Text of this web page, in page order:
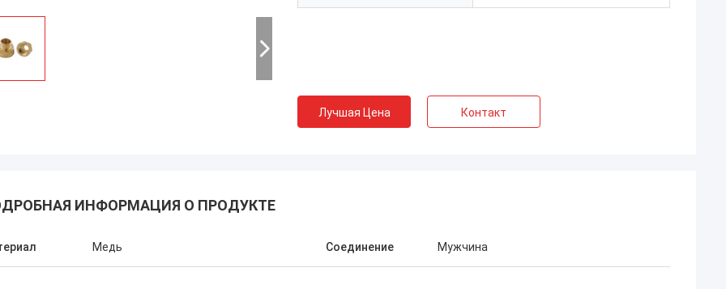
Лучшая Цена Контакт
ИНФОРМАЦИЯ О ПРОДУКТЕ
Медь Соединение Мужчина